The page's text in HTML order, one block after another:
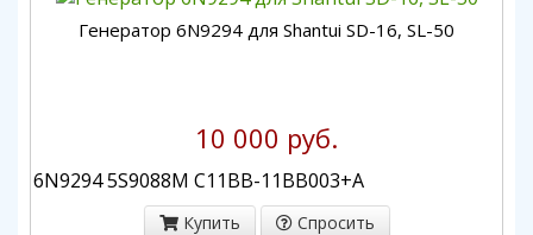
Генератор 6N9294 для Shantui SD-16, SL-50
10 000 руб.
6N9294 5S9088M C11BB-11BB003+A
Купить Спросить